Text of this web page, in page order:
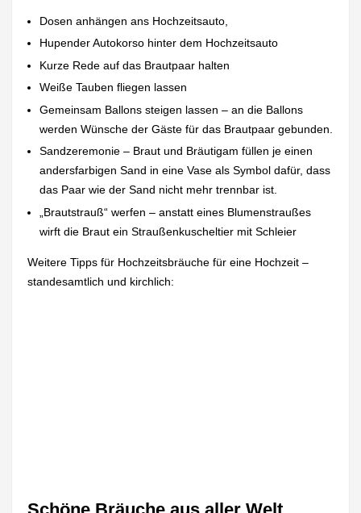
Dosen anhängen ans Hochzeitsauto,
Hupender Autokorso hinter dem Hochzeitsauto
Kurze Rede auf das Brautpaar halten
Weiße Tauben fliegen lassen
Gemeinsam Ballons steigen lassen – an die Ballons
werden Wünsche der Gäste für das Brautpaar gebunden.
Sandzeremonie – Braut und Bräutigam füllen je einen
andersfarbigen Sand in eine Vase als Symbol dafür, dass
das Paar wie der Sand nicht mehr trennbar ist.
„Brautstrauß“ werfen – anstatt eines Blumenstraußes
wirft die Braut ein Straußenkuscheltier mit Schleier
Weitere Tipps für Hochzeitsbräuche für eine Hochzeit –
standesamtlich und kirchlich: